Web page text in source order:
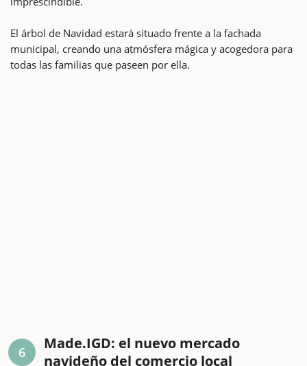
El árbol de Navidad estará situado frente a la fachada
municipal, creando una atmósfera mágica y acogedora para
todas las familias que paseen por ella.
6
Made.IGD: el nuevo mercado
navideño del comercio local